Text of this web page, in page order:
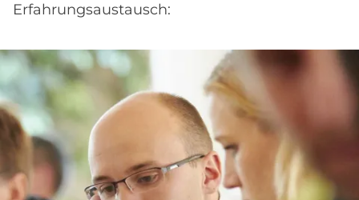
Erfahrungsaustausch: